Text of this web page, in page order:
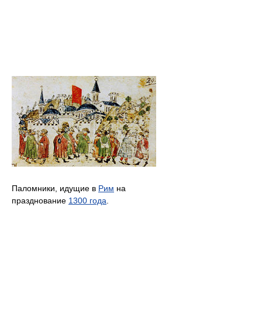
Паломники, идущие в Рим на
празднование 1300 года